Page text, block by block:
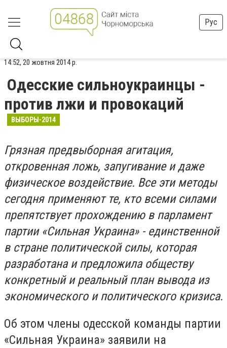
Рус
14:52, 20 жовтня 2014 р.
Одесские сильноукраинцы -
против лжи и провокаций
ВЫБОРЫ-2014
Грязная предвыборная агитация,
откровенная ложь, запугивание и даже
физическое воздействие. Все эти методы
сегодня применяют те, кто всеми силами
препятствует прохождению в парламент
партии «Сильная Украина» - единственной
в стране политической силы, которая
разработана и предложила обществу
конкретный и реальный план вывода из
экономического и политического кризиса.
Об этом члены одесской команды партии
«Сильная Украина» заявили на